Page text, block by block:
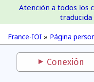
France-IOI » Página
Atención a todos los
traducida
Conexión